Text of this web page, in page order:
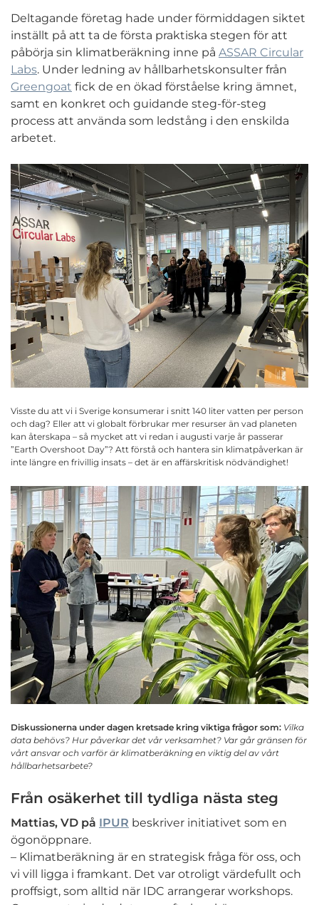
Deltagande företag hade under förmiddagen siktet
inställt på att ta de första praktiska stegen för att
påbörja sin klimatberäkning inne på ASSAR Circular
Labs. Under ledning av hållbarhetskonsulter från
Greengoat fick de en ökad förståelse kring ämnet,
samt en konkret och guidande steg-för-steg
process att använda som ledstång i den enskilda
arbetet.
Visste du att vi i Sverige konsumerar i snitt 140 liter vatten per person
och dag? Eller att vi globalt förbrukar mer resurser än vad planeten
kan återskapa – så mycket att vi redan i augusti varje år passerar
”Earth Overshoot Day”? Att förstå och hantera sin klimatpåverkan är
inte längre en frivillig insats – det är en affärskritisk nödvändighet!
Diskussionerna under dagen kretsade kring viktiga frågor som: Vilka
data behövs? Hur påverkar det vår verksamhet? Var går gränsen för
vårt ansvar och varför är klimatberäkning en viktig del av vårt
hållbarhetsarbete?
Från osäkerhet till tydliga nästa steg
Mattias, VD på IPUR beskriver initiativet som en
ögonöppnare.
– Klimatberäkning är en strategisk fråga för oss, och
vi vill ligga i framkant. Det var otroligt värdefullt och
proffsigt, som alltid när IDC arrangerar workshops.